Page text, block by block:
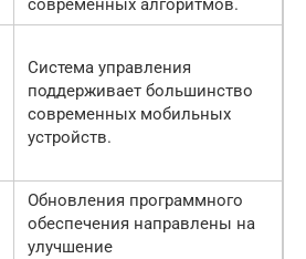
современных алгоритмов.
Система управления
поддерживает большинство
современных мобильных
устройств.
Обновления программного
обеспечения направлены на
улучшение